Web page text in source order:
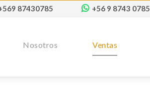
87430785 +56 9 8743 0785
Nosotros Ventas